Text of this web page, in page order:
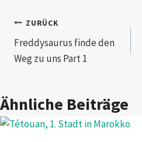
Beitragsnavigation
ZURÜCK
Freddysaurus finde den
Weg zu uns Part 1
Ähnliche Beiträge